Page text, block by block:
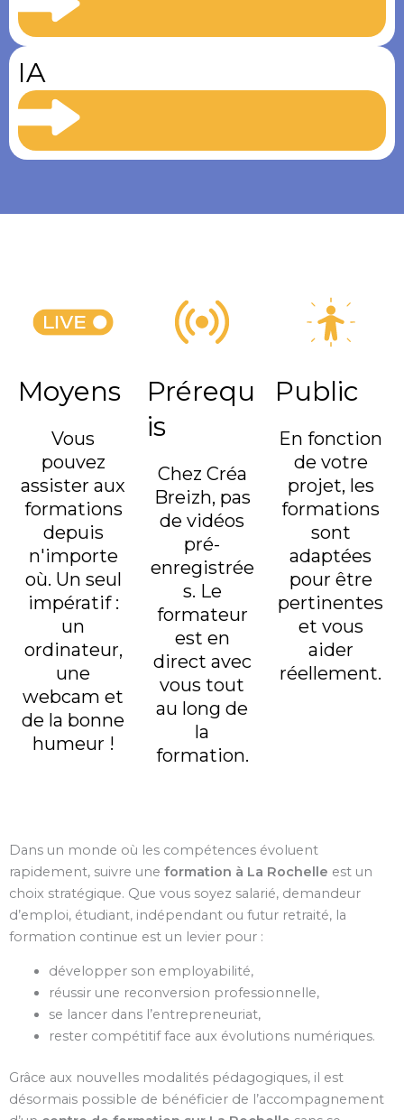
IA
Moyens
Vous
pouvez
assister aux
formations
depuis
n'importe
où. Un seul
impératif :
un
ordinateur,
une
webcam et
de la bonne
humeur !
Prérequ
is
Chez Créa
Breizh, pas
de vidéos
pré-
enregistrée
s. Le
formateur
est en
direct avec
vous tout
au long de
la
formation.
Public
En fonction
de votre
projet, les
formations
sont
adaptées
pour être
pertinentes
et vous
aider
réellement.
Dans un monde où les compétences évoluent
rapidement, suivre une formation à La Rochelle est un
choix stratégique. Que vous soyez salarié, demandeur
d’emploi, étudiant, indépendant ou futur retraité, la
formation continue est un levier pour :
développer son employabilité,
réussir une reconversion professionnelle,
se lancer dans l’entrepreneuriat,
rester compétitif face aux évolutions numériques.
Grâce aux nouvelles modalités pédagogiques, il est
désormais possible de bénéficier de l’accompagnement